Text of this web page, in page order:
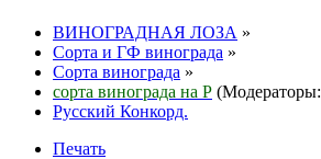
ВИНОГРАДНАЯ ЛОЗА »
Сорта и ГФ винограда »
Сорта винограда »
сорта винограда на Р (Модераторы:
Русский Конкорд.
Печать